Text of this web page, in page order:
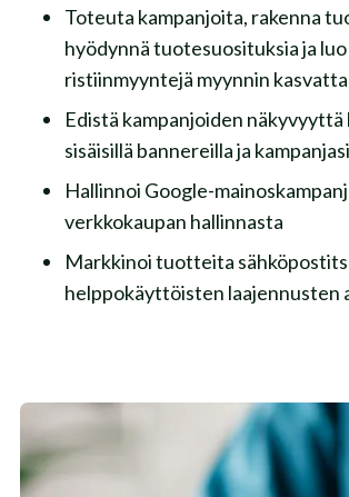
Toteuta kampanjoita, rakenna
hyödynnä tuotesuosituksia ja luo
ristiinmyyntejä myynnin
Edistä kampanjoiden näkyvyyttä
sisäisillä bannereilla ja
Hallinnoi Google-
verkkokaupan hallinnasta
Markkinoi tuotteita
helppokäyttöisten laajennusten